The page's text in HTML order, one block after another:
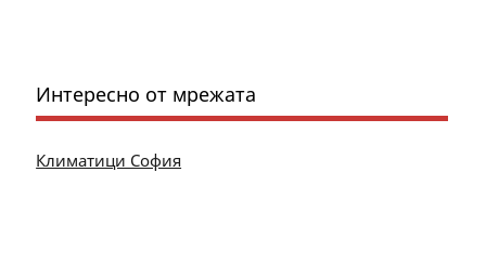
Интересно от мрежата
Климатици София